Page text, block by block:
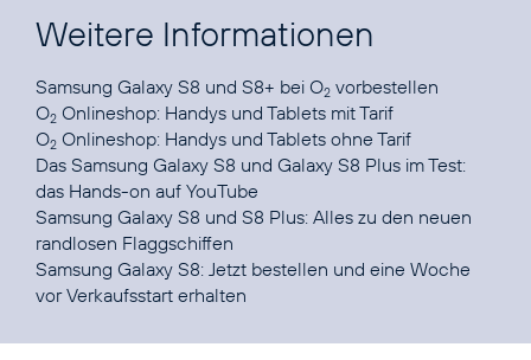
Weitere Informationen
Samsung Galaxy S8 und S8+ bei O2 vorbestellen
O2 Onlineshop: Handys und Tablets mit Tarif
O2 Onlineshop: Handys und Tablets ohne Tarif
Das Samsung Galaxy S8 und Galaxy S8 Plus im Test:
das Hands-on auf YouTube
Samsung Galaxy S8 und S8 Plus: Alles zu den neuen
randlosen Flaggschiffen
Samsung Galaxy S8: Jetzt bestellen und eine Woche
vor Verkaufsstart erhalten